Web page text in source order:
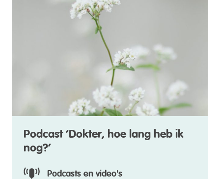
Podcast ‘Dokter, hoe lang heb ik
nog?’
Podcasts en video's